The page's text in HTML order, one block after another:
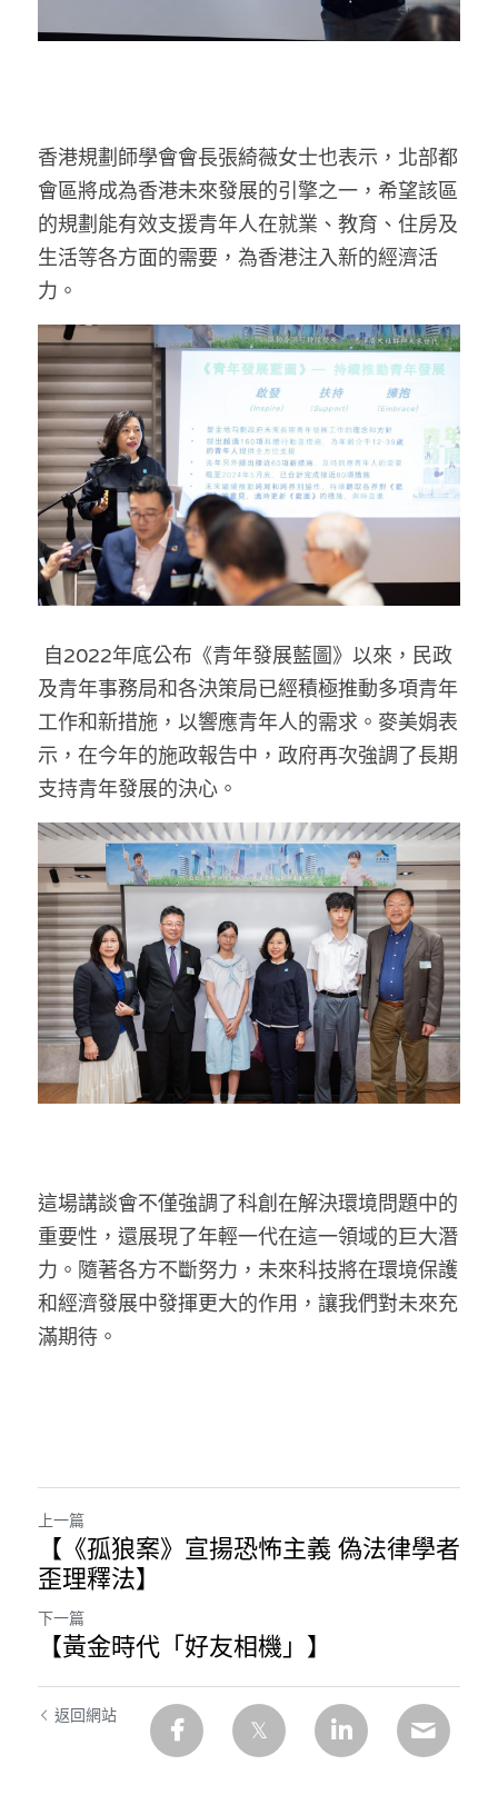
香港規劃師學會會長張綺薇女士也表示，北部都
會區將成為香港未來發展的引擎之一，希望該區
的規劃能有效支援青年人在就業、教育、住房及
生活等各方面的需要，為香港注入新的經濟活
力。
及青年事務局和各決策局已經積極推動多項青年
工作和新措施，以響應青年人的需求。麥美娟表
示，在今年的施政報告中， 政府再次強調了長期
支持青年發展的決心。
這場講談會不僅強調了科創在解決環境問題中的
重要性，還展現了年輕一代在這一領域的巨大潛
力。隨著各方不斷努力，未來科技將在環境保護
和經濟發展中發揮更大的作用，讓我們對未來充
滿期待。
上一篇
【《孤狼案》宣揚恐怖主義 偽法律學者
歪理釋法】
下一篇
【黃金時代「好友相機」】
返回網站